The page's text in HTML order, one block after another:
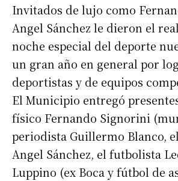
Invitados de lujo como
Angel Sánchez le dieron el
noche especial del deporte
un gran año en general por
deportistas y de equipos
El Municipio entregó
físico Fernando Signorini
periodista Guillermo Blanco,
Angel Sánchez, el futbolista
Luppino (ex Boca y fútbol de